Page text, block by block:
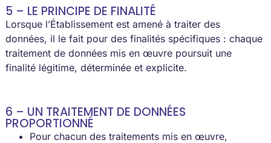
5 – LE PRINCIPE DE FINALITÉ
Lorsque l’Établissement est amené à traiter des
données, il le fait pour des finalités spécifiques : chaque
traitement de données mis en œuvre poursuit une
finalité légitime, déterminée et explicite.
6 – UN TRAITEMENT DE DONNÉES
PROPORTIONNÉ
Pour chacun des traitements mis en œuvre,